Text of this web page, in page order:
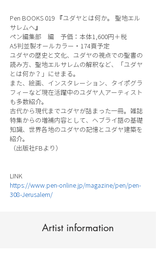
Pen BOOKS 019 『ユダヤとは何か。 聖地エル
サレムへ』
ペン編集部 編 予価：本体1,600円＋税
A5判並製オールカラー・174頁予定
ユダヤの歴史と文化、ユダヤの視点での聖書の
読み方、聖地エルサレムの解釈など、「ユダヤ
とは何か？」にせまる。
また、絵画、インスタレーション、タイポグラ
フィーなど現在活躍中のユダヤ人アーティスト
も多数紹介。
古代から現代までユダヤが詰まった一冊。雑誌
特集からの増補内容として、ヘブライ語の基礎
知識、世界各地のユダヤの記憶とユダヤ建築を
紹介。
（出版社FBより）
LINK
https://www.pen-online.jp/magazine/pen/pen-
308-Jerusalem/
Artist information